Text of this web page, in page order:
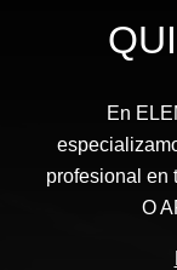
En
profesional en
O